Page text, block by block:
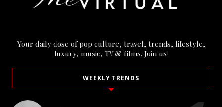
Your daily dose of pop culture, travel, trends, lifestyle,
luxury, music, TV & films. Join us!
WEEKLY TRENDS